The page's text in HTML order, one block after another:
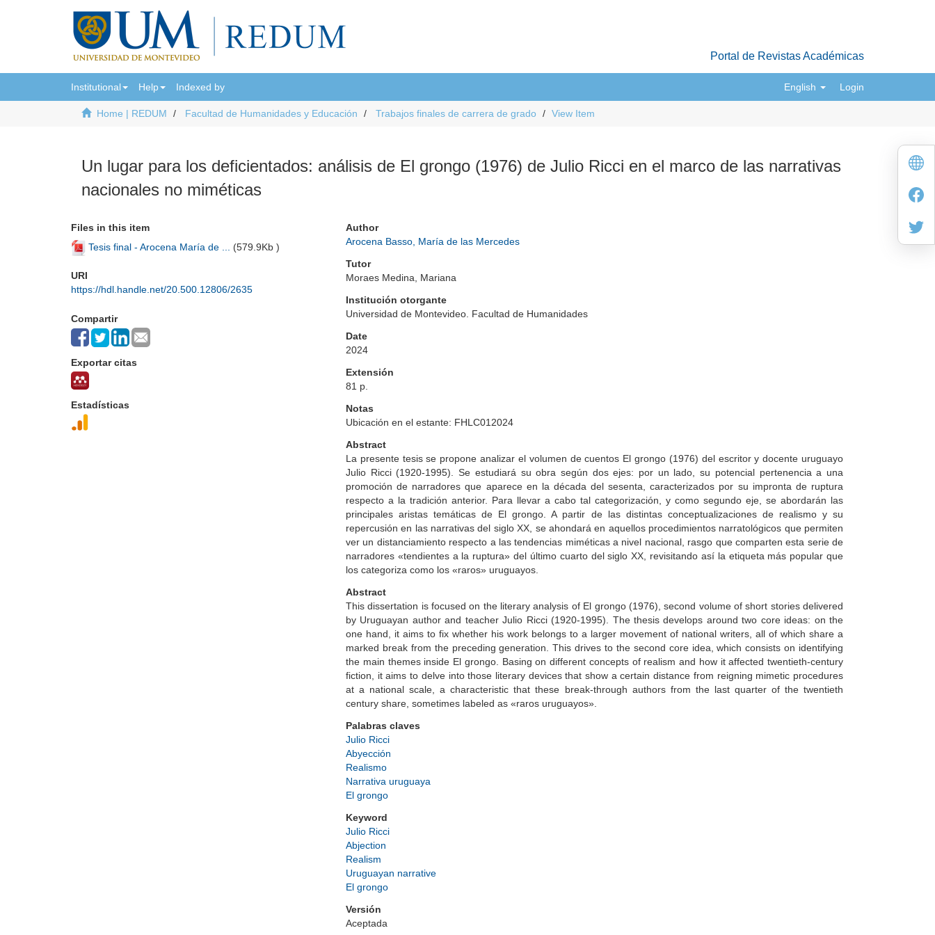
Portal de Revistas Académicas
Institutional Help Indexed by English Login
Home | REDUM Facultad de Humanidades y Educación Trabajos finales de carrera de grado View Item
Un lugar para los deficientados: análisis de El grongo (1976) de Julio Ricci en el marco de las narrativas
nacionales no miméticas
Files in this item
Tesis final - Arocena María de ... (579.9Kb )
URI
https://hdl.handle.net/20.500.12806/2635
Compartir
Exportar citas
Estadísticas
Author
Arocena Basso, María de las Mercedes
Tutor
Moraes Medina, Mariana
Institución otorgante
Universidad de Montevideo. Facultad de Humanidades
Date
2024
Extensión
81 p.
Notas
Ubicación en el estante: FHLC012024
Abstract
La presente tesis se propone analizar el volumen de cuentos El grongo (1976) del escritor y docente uruguayo
Julio Ricci (1920-1995). Se estudiará su obra según dos ejes: por un lado, su potencial pertenencia a una
promoción de narradores que aparece en la década del sesenta, caracterizados por su impronta de ruptura
respecto a la tradición anterior. Para llevar a cabo tal categorización, y como segundo eje, se abordarán las
principales aristas temáticas de El grongo. A partir de las distintas conceptualizaciones de realismo y su
repercusión en las narrativas del siglo XX, se ahondará en aquellos procedimientos narratológicos que permiten
ver un distanciamiento respecto a las tendencias miméticas a nivel nacional, rasgo que comparten esta serie de
narradores «tendientes a la ruptura» del último cuarto del siglo XX, revisitando así la etiqueta más popular que
los categoriza como los «raros» uruguayos.
Abstract
This dissertation is focused on the literary analysis of El grongo (1976), second volume of short stories delivered
by Uruguayan author and teacher Julio Ricci (1920-1995). The thesis develops around two core ideas: on the
one hand, it aims to fix whether his work belongs to a larger movement of national writers, all of which share a
marked break from the preceding generation. This drives to the second core idea, which consists on identifying
the main themes inside El grongo. Basing on different concepts of realism and how it affected twentieth-century
fiction, it aims to delve into those literary devices that show a certain distance from reigning mimetic procedures
at a national scale, a characteristic that these break-through authors from the last quarter of the twentieth
century share, sometimes labeled as «raros uruguayos».
Palabras claves
Julio Ricci
Abyección
Realismo
Narrativa uruguaya
El grongo
Keyword
Julio Ricci
Abjection
Realism
Uruguayan narrative
El grongo
Versión
Aceptada